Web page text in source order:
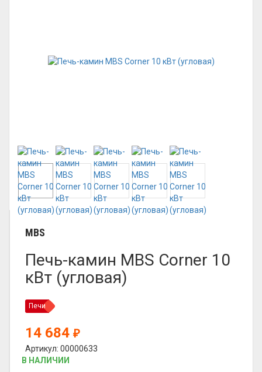
MBS
Печь-камин MBS Corner 10
кВт (угловая)
Печи
14 684 ₽
Артикул: 00000633
В НАЛИЧИИ